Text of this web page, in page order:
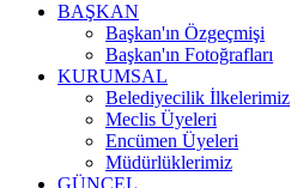
BAŞKAN
Başkan'ın Özgeçmişi
Başkan'ın Fotoğrafları
KURUMSAL
Belediyecilik İlkelerimiz
Meclis Üyeleri
Encümen Üyeleri
Müdürlüklerimiz
GÜNCEL